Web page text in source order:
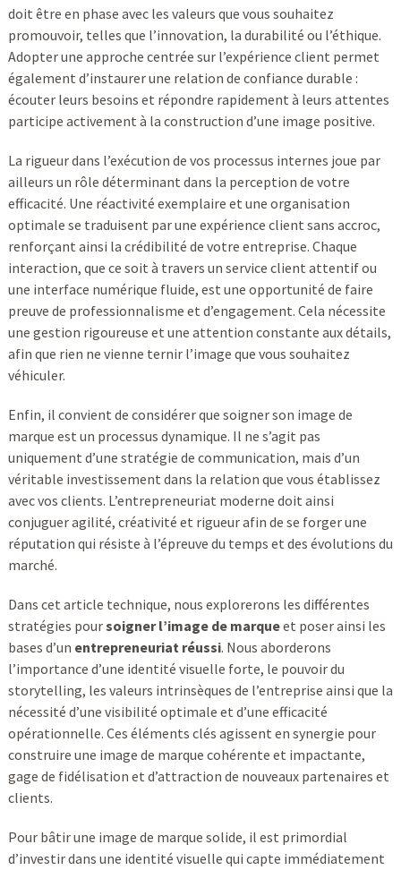
doit être en phase avec les valeurs que vous souhaitez
promouvoir, telles que l’innovation, la durabilité ou l’éthique.
Adopter une approche centrée sur l’expérience client permet
également d’instaurer une relation de confiance durable :
écouter leurs besoins et répondre rapidement à leurs attentes
participe activement à la construction d’une image positive.
La rigueur dans l’exécution de vos processus internes joue par
ailleurs un rôle déterminant dans la perception de votre
efficacité. Une réactivité exemplaire et une organisation
optimale se traduisent par une expérience client sans accroc,
renforçant ainsi la crédibilité de votre entreprise. Chaque
interaction, que ce soit à travers un service client attentif ou
une interface numérique fluide, est une opportunité de faire
preuve de professionnalisme et d’engagement. Cela nécessite
une gestion rigoureuse et une attention constante aux détails,
afin que rien ne vienne ternir l’image que vous souhaitez
véhiculer.
Enfin, il convient de considérer que soigner son image de
marque est un processus dynamique. Il ne s’agit pas
uniquement d’une stratégie de communication, mais d’un
véritable investissement dans la relation que vous établissez
avec vos clients. L’entrepreneuriat moderne doit ainsi
conjuguer agilité, créativité et rigueur afin de se forger une
réputation qui résiste à l’épreuve du temps et des évolutions du
marché.
Dans cet article technique, nous explorerons les différentes
stratégies poursoigner l’image de marqueet poser ainsi les
bases d’un entrepreneuriat réussi. Nous aborderons
l’importance d’une identité visuelle forte, le pouvoir du
storytelling, les valeurs intrinsèques de l’entreprise ainsi que la
nécessité d’une visibilité optimale et d’une efficacité
opérationnelle. Ces éléments clés agissent en synergie pour
construire une image de marque cohérente et impactante,
gage de fidélisation et d’attraction de nouveaux partenaires et
clients.
Pour bâtir une image de marque solide, il est primordial
d’investir dans une identité visuelle qui capte immédiatement